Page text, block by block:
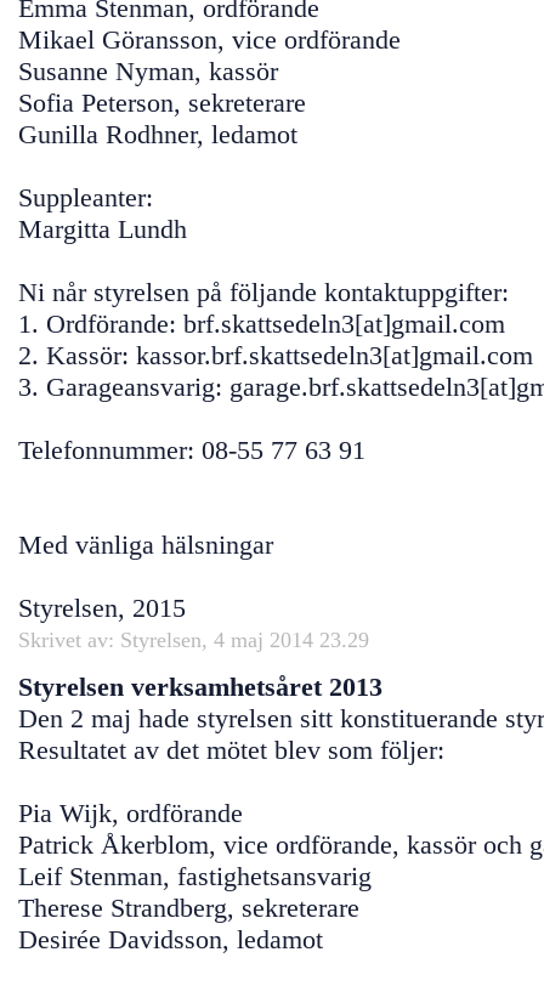
Emma Stenman, ordförande
Mikael Göransson, vice ordförande
Susanne Nyman, kassör
Sofia Peterson, sekreterare
Gunilla Rodhner, ledamot
Suppleanter:
Margitta Lundh
Ni når styrelsen på följande kontaktuppgifter:
1. Ordförande: brf.skattsedeln3[at]gmail.com
2. Kassör: kassor.brf.skattsedeln3[at]gmail.com
3. Garageansvarig:
Telefonnummer: 08-55 77 63 91
Med vänliga hälsningar
Styrelsen, 2015
Skrivet av: Styrelsen, 4 maj 2014 23.29
Styrelsen verksamhetsåret 2013
Den 2 maj hade styrelsen sitt konstituerande
Resultatet av det mötet blev som följer:
Pia Wijk, ordförande
Patrick Åkerblom, vice ordförande, kassör och
Leif Stenman, fastighetsansvarig
Therese Strandberg, sekreterare
Desirée Davidsson, ledamot